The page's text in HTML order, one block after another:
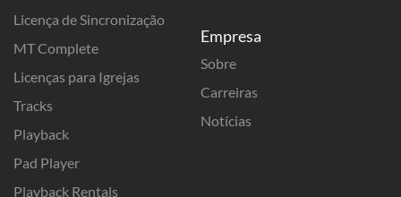
Licença de Sincronização
MT Complete
Licenças para Igrejas
Tracks
Playback
Pad Player
Playback Rentals
Empresa
Sobre
Carreiras
Notícias